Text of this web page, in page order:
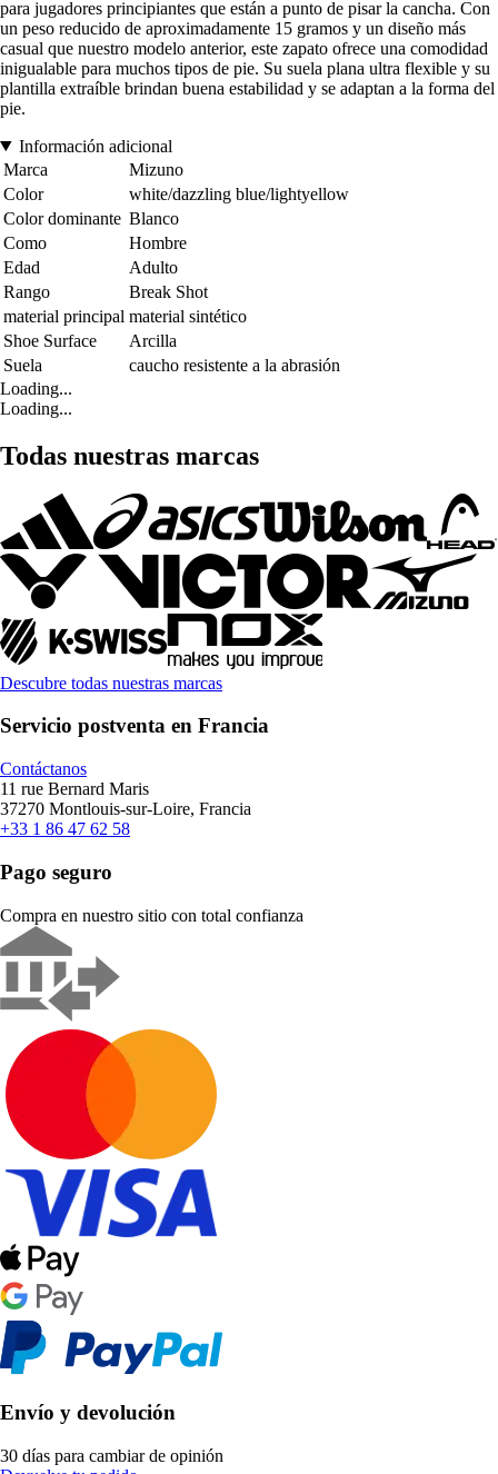
para jugadores principiantes que están a punto de pisar la cancha. Con
un peso reducido de aproximadamente 15 gramos y un diseño más
casual que nuestro modelo anterior, este zapato ofrece una comodidad
inigualable para muchos tipos de pie. Su suela plana ultra flexible y su
plantilla extraíble brindan buena estabilidad y se adaptan a la forma del
pie.
Información adicional
Marca
Mizuno
Color
white/dazzling blue/lightyellow
Color dominante Blanco
Como
Hombre
Edad
Adulto
Rango
Break Shot
material principal material sintético
Shoe Surface
Arcilla
Suela
caucho resistente a la abrasión
Loading...
Loading...
Todas nuestras marcas
Descubre todas nuestras marcas
Servicio postventa en Francia
Contáctanos
11 rue Bernard Maris
37270 Montlouis-sur-Loire, Francia
+33 1 86 47 62 58
Pago seguro
Compra en nuestro sitio con total confianza
Envío y devolución
30 días para cambiar de opinión